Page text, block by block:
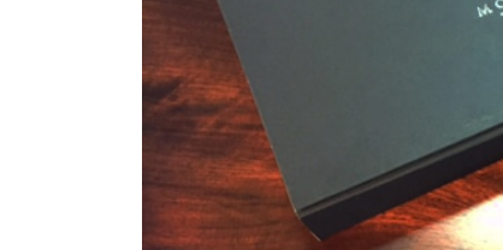
コーディネート集
メンテナンス方法